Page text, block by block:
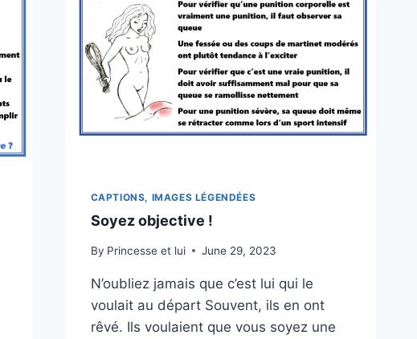
CAPTIONS, IMAGES LÉGENDÉES
Soyez objective !
By Princesse et lui June 29, 2023
N’oubliez jamais que c’est lui qui le
voulait au départ Souvent, ils en ont
rêvé. Ils voulaient que vous soyez une